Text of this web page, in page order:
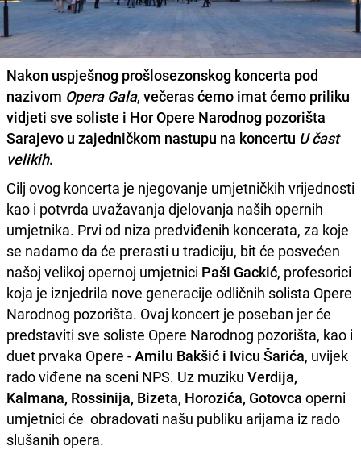
Nakon uspješnog prošlosezonskog koncerta pod
nazivom Opera Gala, večeras ćemo imat ćemo priliku
vidjeti sve soliste i Hor Opere Narodnog pozorišta
Sarajevo u zajedničkom nastupu na koncertu U čast
velikih.
Cilj ovog koncerta je njegovanje umjetničkih vrijednosti
kao i potvrda uvažavanja djelovanja naših opernih
umjetnika. Prvi od niza predviđenih koncerata, za koje
se nadamo da će prerasti u tradiciju, bit će posvećen
našoj velikoj opernoj umjetnici Paši Gackić, profesorici
koja je iznjedrila nove generacije odličnih solista Opere
Narodnog pozorišta. Ovaj koncert je poseban jer će
predstaviti sve soliste Opere Narodnog pozorišta, kao i
duet prvaka Opere -Amilu Bakšić i Ivicu Šarića, uvijek
rado viđene na sceni NPS. Uz muziku Verdija,
Kalmana, Rossinija, Bizeta, Horozića, Gotovca operni
umjetnici će obradovati našu publiku arijama iz rado
slušanih opera.